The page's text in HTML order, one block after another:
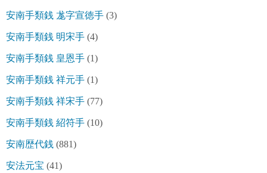
安南手類銭 尨字宣徳手 (3)
安南手類銭 明宋手 (4)
安南手類銭 皇恩手 (1)
安南手類銭 祥元手 (1)
安南手類銭 祥宋手 (77)
安南手類銭 紹符手 (10)
安南歴代銭 (881)
安法元宝 (41)